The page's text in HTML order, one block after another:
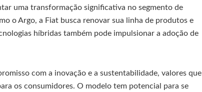
uma transformação significativa no segmento de
o Argo, a Fiat busca renovar sua linha de produtos e
híbridas também pode impulsionar a adoção de
com a inovação e a sustentabilidade, valores que
os consumidores. O modelo tem potencial para se